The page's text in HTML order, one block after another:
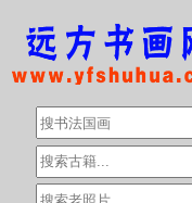
Skip
content